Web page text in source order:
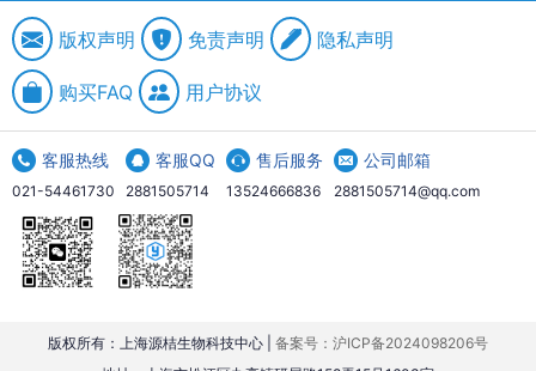
版权声明 免责声明 隐私声明
购买FAQ 用户协议
客服热线
021-54461730
客服QQ
2881505714
售后服务
13524666836
公司邮箱
2881505714@qq.com
版权所有：上海源桔生物科技中心 | 备案号：沪ICP备2024098206号